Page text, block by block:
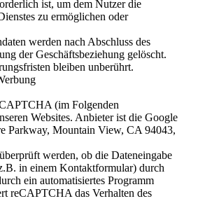
ist, um dem Nutzer die
zu ermöglichen oder
werden nach Abschluss des
der Geschäftsbeziehung gelöscht.
bleiben unberührt.
(im Folgenden
Websites. Anbieter ist die Google
Parkway, Mountain View, CA 94043,
werden, ob die Dateneingabe
in einem Kontaktformular) durch
ein automatisiertes Programm
reCAPTCHA das Verhalten des